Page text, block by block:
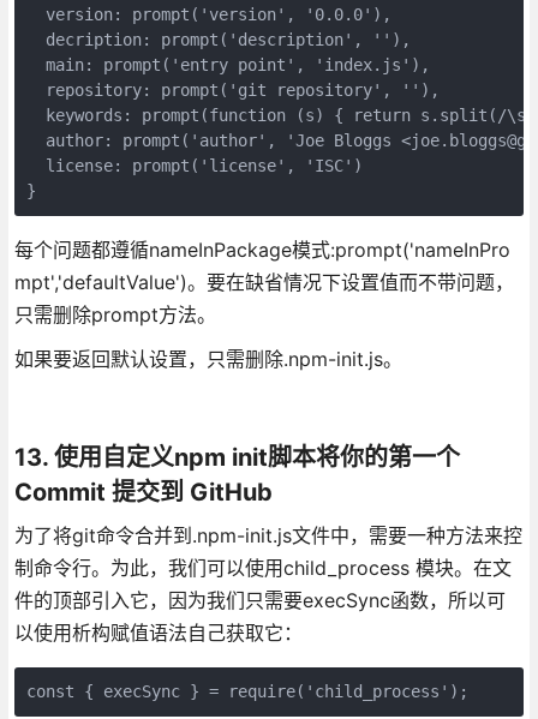
  version: prompt('version', '0.0.0'),
  decription: prompt('description', ''),
  main: prompt('entry point', 'index.js'),
  repository: prompt('git repository', ''),
keywords: prompt(function (s) { return s.split(/
author: prompt('author', 'Joe Bloggs
  license: prompt('license', 'ISC')
每个问题都遵循nameInPackage模式:prompt('nameInPro
mpt','defaultValue')。要在缺省情况下设置值而不带问题，
只需删除prompt方法。
如果要返回默认设置，只需删除.npm-init.js。
13. 使用自定义npm init脚本将你的第一个
Commit 提交到 GitHub
为了将git命令合并到.npm-init.js文件中，需要一种方法来控
制命令行。为此，我们可以使用child_process 模块。在文
件的顶部引入它，因为我们只需要execSync函数，所以可
以使用析构赋值语法自己获取它：